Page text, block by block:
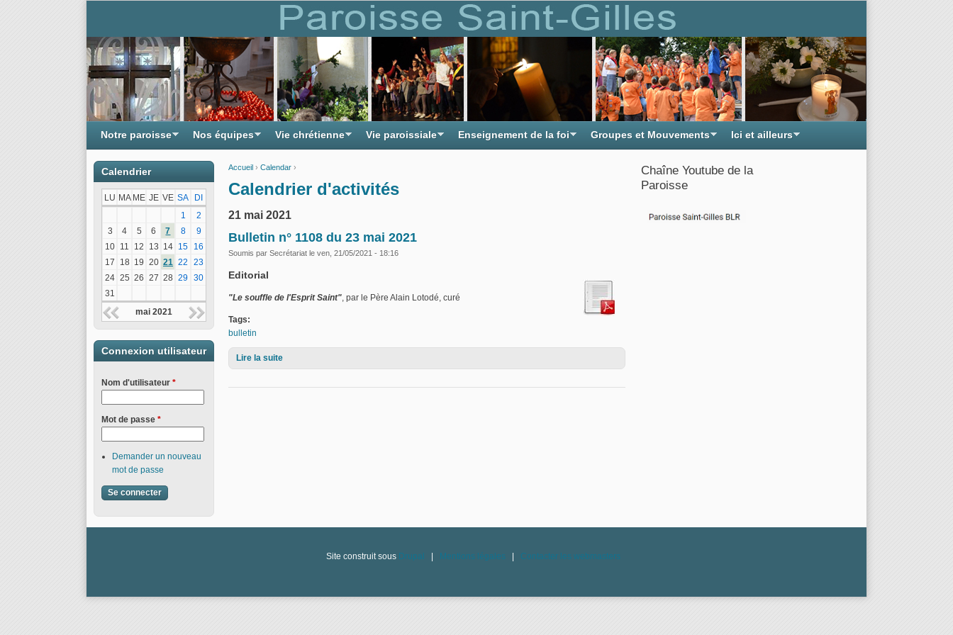
Accueil › Calendar ›
Calendrier d'activités
21 mai 2021
Bulletin n° 1108 du 23 mai 2021
Soumis par Secrétariat le ven, 21/05/2021 - 18:16
Editorial
"Le souffle de l'Esprit Saint" , par le Père Alain Lotodé, curé
Tags:
bulletin
Lire la suite
Notre paroisse Nos équipes Vie chrétienne Vie paroissiale Enseignement de la foi Groupes et Mouvements Ici et ailleurs
Calendrier
LU MA ME JE VE SA
DI
1
2
3
4 5 6 7 8
9
10 11 12 13 14 15
16
17
18 19 20 21 22
23
24 25 26 27 28 29 30
31
mai 2021
Connexion utilisateur
Nom d'utilisateur *
Mot de passe *
Demander un nouveau
mot de passe
Chaîne Youtube de la
Paroisse
Site construit sous Drupal Mentions légales Contacter les webmasters